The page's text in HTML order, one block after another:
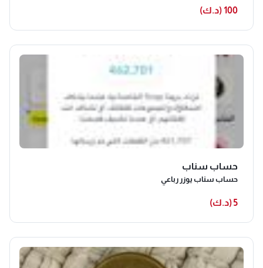
100 (د.ك)
حساب سناب
حساب سناب يوزر رباعي
5 (د.ك)